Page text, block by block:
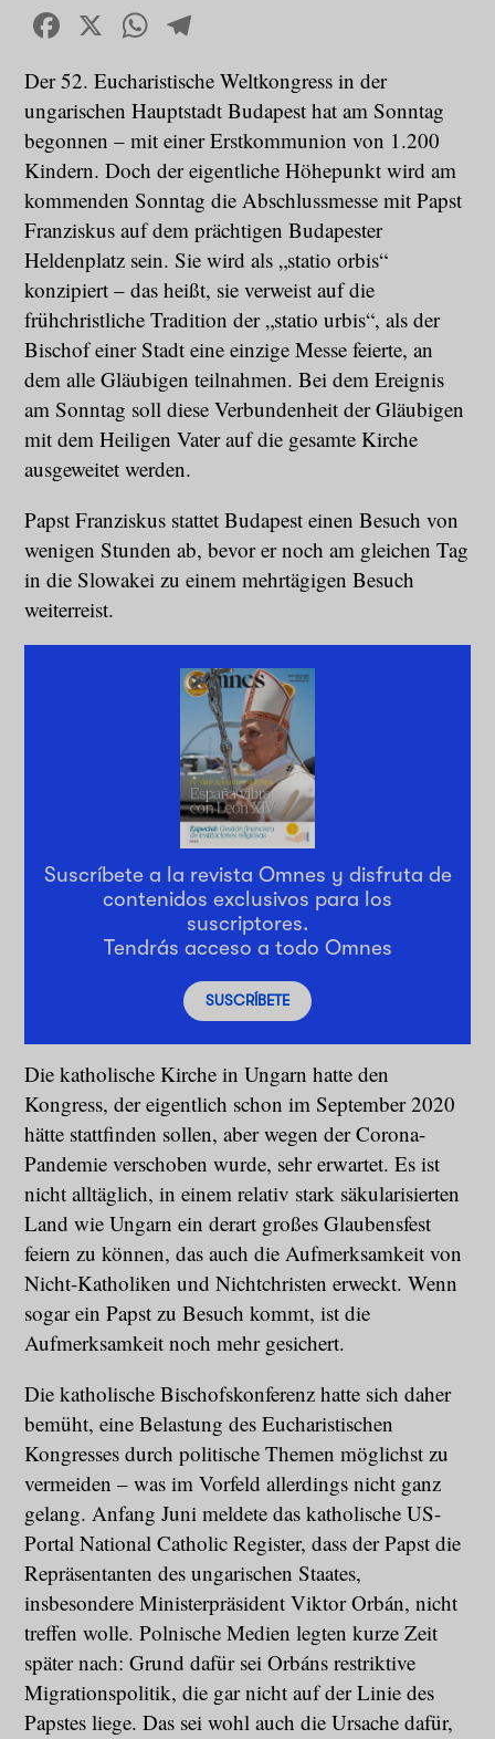
Facebook
X WhatsApp
Der 52. Eucharistische Weltkongress in der
ungarischen Hauptstadt Budapest hat am Sonntag
begonnen – mit einer Erstkommunion von 1.200
Kindern. Doch der eigentliche Höhepunkt wird am
kommenden Sonntag die Abschlussmesse mit Papst
Franziskus auf dem prächtigen Budapester
Heldenplatz sein. Sie wird als „statio orbis“
konzipiert – das heißt, sie verweist auf die
frühchristliche Tradition der „statio urbis“, als der
Bischof einer Stadt eine einzige Messe feierte, an
dem alle Gläubigen teilnahmen. Bei dem Ereignis
am Sonntag soll diese Verbundenheit der Gläubigen
mit dem Heiligen Vater auf die gesamte Kirche
ausgeweitet werden.
Papst Franziskus stattet Budapest einen Besuch von
wenigen Stunden ab, bevor er noch am gleichen Tag
in die Slowakei zu einem mehrtägigen Besuch
weiterreist.
Suscríbete a la revista Omnes y disfruta de
contenidos exclusivos para los
suscriptores.
Tendrás acceso a todo Omnes
SUSCRÍBETE
Die katholische Kirche in Ungarn hatte den
Kongress, der eigentlich schon im September 2020
hätte stattfinden sollen, aber wegen der Corona-
Pandemie verschoben wurde, sehr erwartet. Es ist
nicht alltäglich, in einem relativ stark säkularisierten
Land wie Ungarn ein derart großes Glaubensfest
feiern zu können, das auch die Aufmerksamkeit von
Nicht-Katholiken und Nichtchristen erweckt. Wenn
sogar ein Papst zu Besuch kommt, ist die
Aufmerksamkeit noch mehr gesichert.
Die katholische Bischofskonferenz hatte sich daher
bemüht, eine Belastung des Eucharistischen
Kongresses durch politische Themen möglichst zu
vermeiden – was im Vorfeld allerdings nicht ganz
gelang. Anfang Juni meldete das katholische US-
Portal National Catholic Register, dass der Papst die
Repräsentanten des ungarischen Staates,
insbesondere Ministerpräsident Viktor Orbán, nicht
treffen wolle. Polnische Medien legten kurze Zeit
später nach: Grund dafür sei Orbáns restriktive
Migrationspolitik, die gar nicht auf der Linie des
Papstes liege. Das sei wohl auch die Ursache dafür,